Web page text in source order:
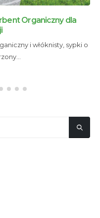
w 1991 roku. W 2002